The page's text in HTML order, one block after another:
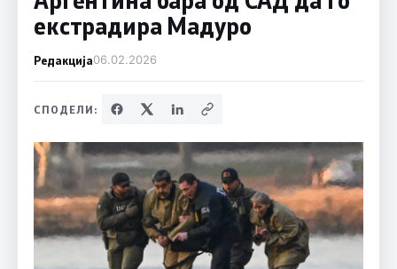
екстрадира Мадуро
Редакција06.02.2026
СПОДЕЛИ: